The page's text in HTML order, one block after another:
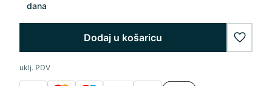
dana
Dodaj u košaricu
uklj. PDV